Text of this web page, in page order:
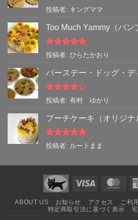
5段階中5の
評価
投稿者: キングママ
Too Much Yammy（パン
5段階中5の
評価
投稿者: ひらたかおり
バースデー・ドッグ・デ
5段階中4
の評価
投稿者: 有村 ゆかり
プーチケーキ（オリジナ
5段階中 5の
評価
投稿者: ルートまま
Visa
ABOUT US お知らせ アクセス ご利
特定商取引法に基づく表示